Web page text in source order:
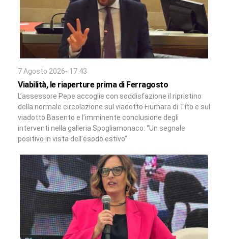
7 Agosto 2026- 17:43
Viabilità, le riaperture prima di Ferragosto
L’assessore Pepe accoglie con soddisfazione il ripristino
della normale circolazione sul viadotto Fiumara di Tito e sul
viadotto Basento e l’imminente conclusione degli
interventi nella galleria Spogliamonaco: “Un segnale
positivo in vista dell’esodo estivo”